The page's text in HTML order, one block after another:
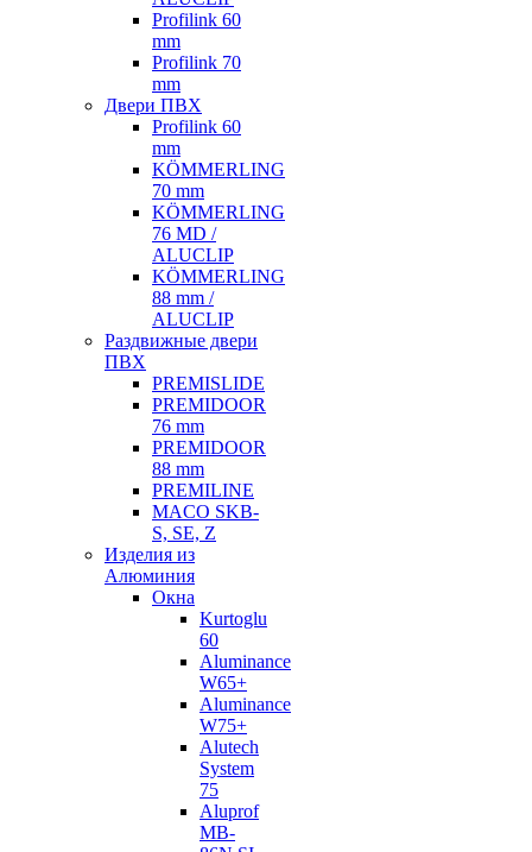
Profilink 60
mm
Profilink 70
mm
Двери ПВХ
Profilink 60
mm
KÖMMERLING
70 mm
KÖMMERLING
76 MD /
ALUCLIP
KÖMMERLING
88 mm /
ALUCLIP
Раздвижные двери
ПВХ
PREMISLIDE
PREMIDOOR
76 mm
PREMIDOOR
88 mm
PREMILINE
MACO SKB-
S, SE, Z
Изделия из
Алюминия
Окна
Kurtoglu
60
Aluminance
W65+
Aluminance
W75+
Alutech
System
75
Aluprof
MB-